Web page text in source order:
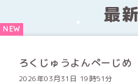
最
ろくじゅうよんぺーじめ
2026年03月31日 19時51分